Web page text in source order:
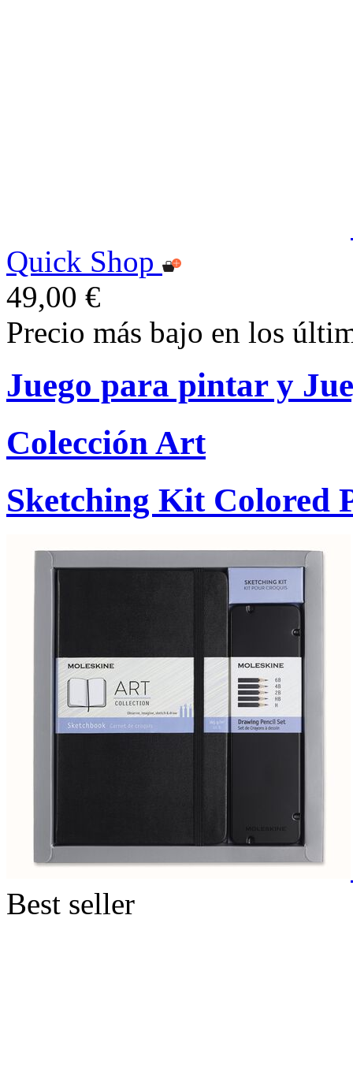
Quick Shop
49,00 €
Precio más bajo en los
Juego para pintar y
Colección Art
Sketching Kit Colored
Best seller